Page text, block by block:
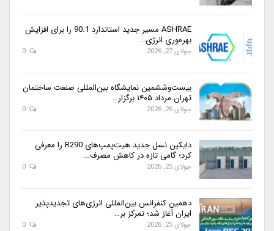
ASHRAE مسیر جدید استاندارد 90.1 را برای افزایش
بهره‌وری انرژی…
جولای 27, 2026
بیست‌وششمین نمایشگاه بین‌المللی صنعت ساختمان
تهران مرداد ۱۴۰۵ برگزار…
جولای 26, 2026
دایکین نسل جدید هیت‌پمپ‌های R290 را معرفی
کرد؛ گامی تازه در کاهش مصرف…
جولای 25, 2026
دهمین کنفرانس بین‌المللی انرژی‌های تجدیدپذیر
ایران آغاز شد؛ تمرکز بر…
جولای 25, 2026